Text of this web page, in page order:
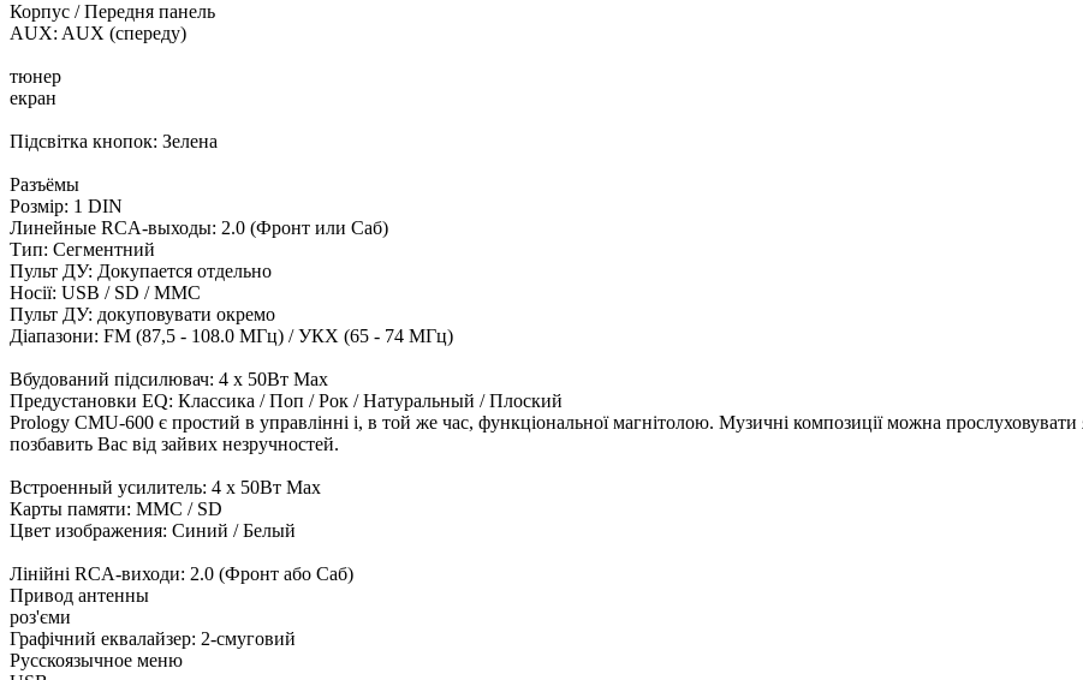
Корпус / Передня панель
AUX: AUX (спереду)
тюнер
екран
Підсвітка кнопок: Зелена
Разъёмы
Розмір: 1 DIN
Линейные RCA-выходы: 2.0 (Фронт или Саб)
Тип: Сегментний
Пульт ДУ: Докупается отдельно
Носії: USB / SD / MMC
Пульт ДУ: докуповувати окремо
Діапазони: FM (87,5 - 108.0 МГц) / УКХ (65 - 74 МГц)
Вбудований підсилювач: 4 x 50Вт Max
Предустановки EQ: Классика / Поп / Рок / Натуральный / Плоский
Prology CMU-600 є простий в управлінні і, в той же час, функціональної магнітолою. Музичні композиції можна прослуховувати
позбавить Вас від зайвих незручностей.
Встроенный усилитель: 4 x 50Вт Max
Карты памяти: MMC / SD
Цвет изображения: Синий / Белый
Лінійні RCA-виходи: 2.0 (Фронт або Саб)
Привод антенны
роз'єми
Графічний еквалайзер: 2-смуговий
Русскоязычное меню